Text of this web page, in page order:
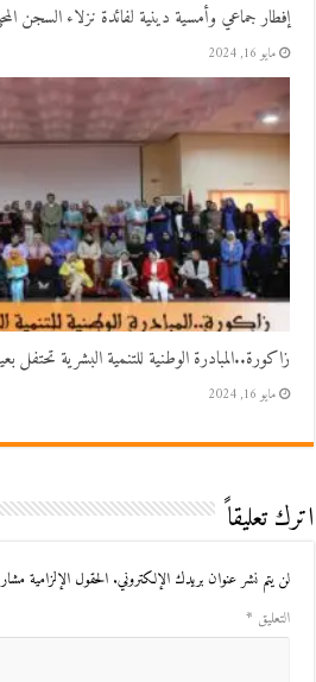
إفطار جماعي وأمسية دينية لفائدة نزلاء السجن
مايو 16, 2024
زاكورة..المبادرة الوطنية للتنمية البشرية تحتفل
مايو 16, 2024
اترك تعليقاً
لن يتم نشر عنوان بريدك الإلكتروني. الحقول الإلزامية مشار
التعليق *